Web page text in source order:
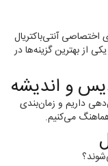
آنتی‌باکتریال
از بهترین گزینه‌ها در
و اندیشه
داریم و زمان‌بندی
می‌کنیم.